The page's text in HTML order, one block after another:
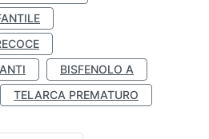
BISFENOLO A
TELARCA PREMATURO